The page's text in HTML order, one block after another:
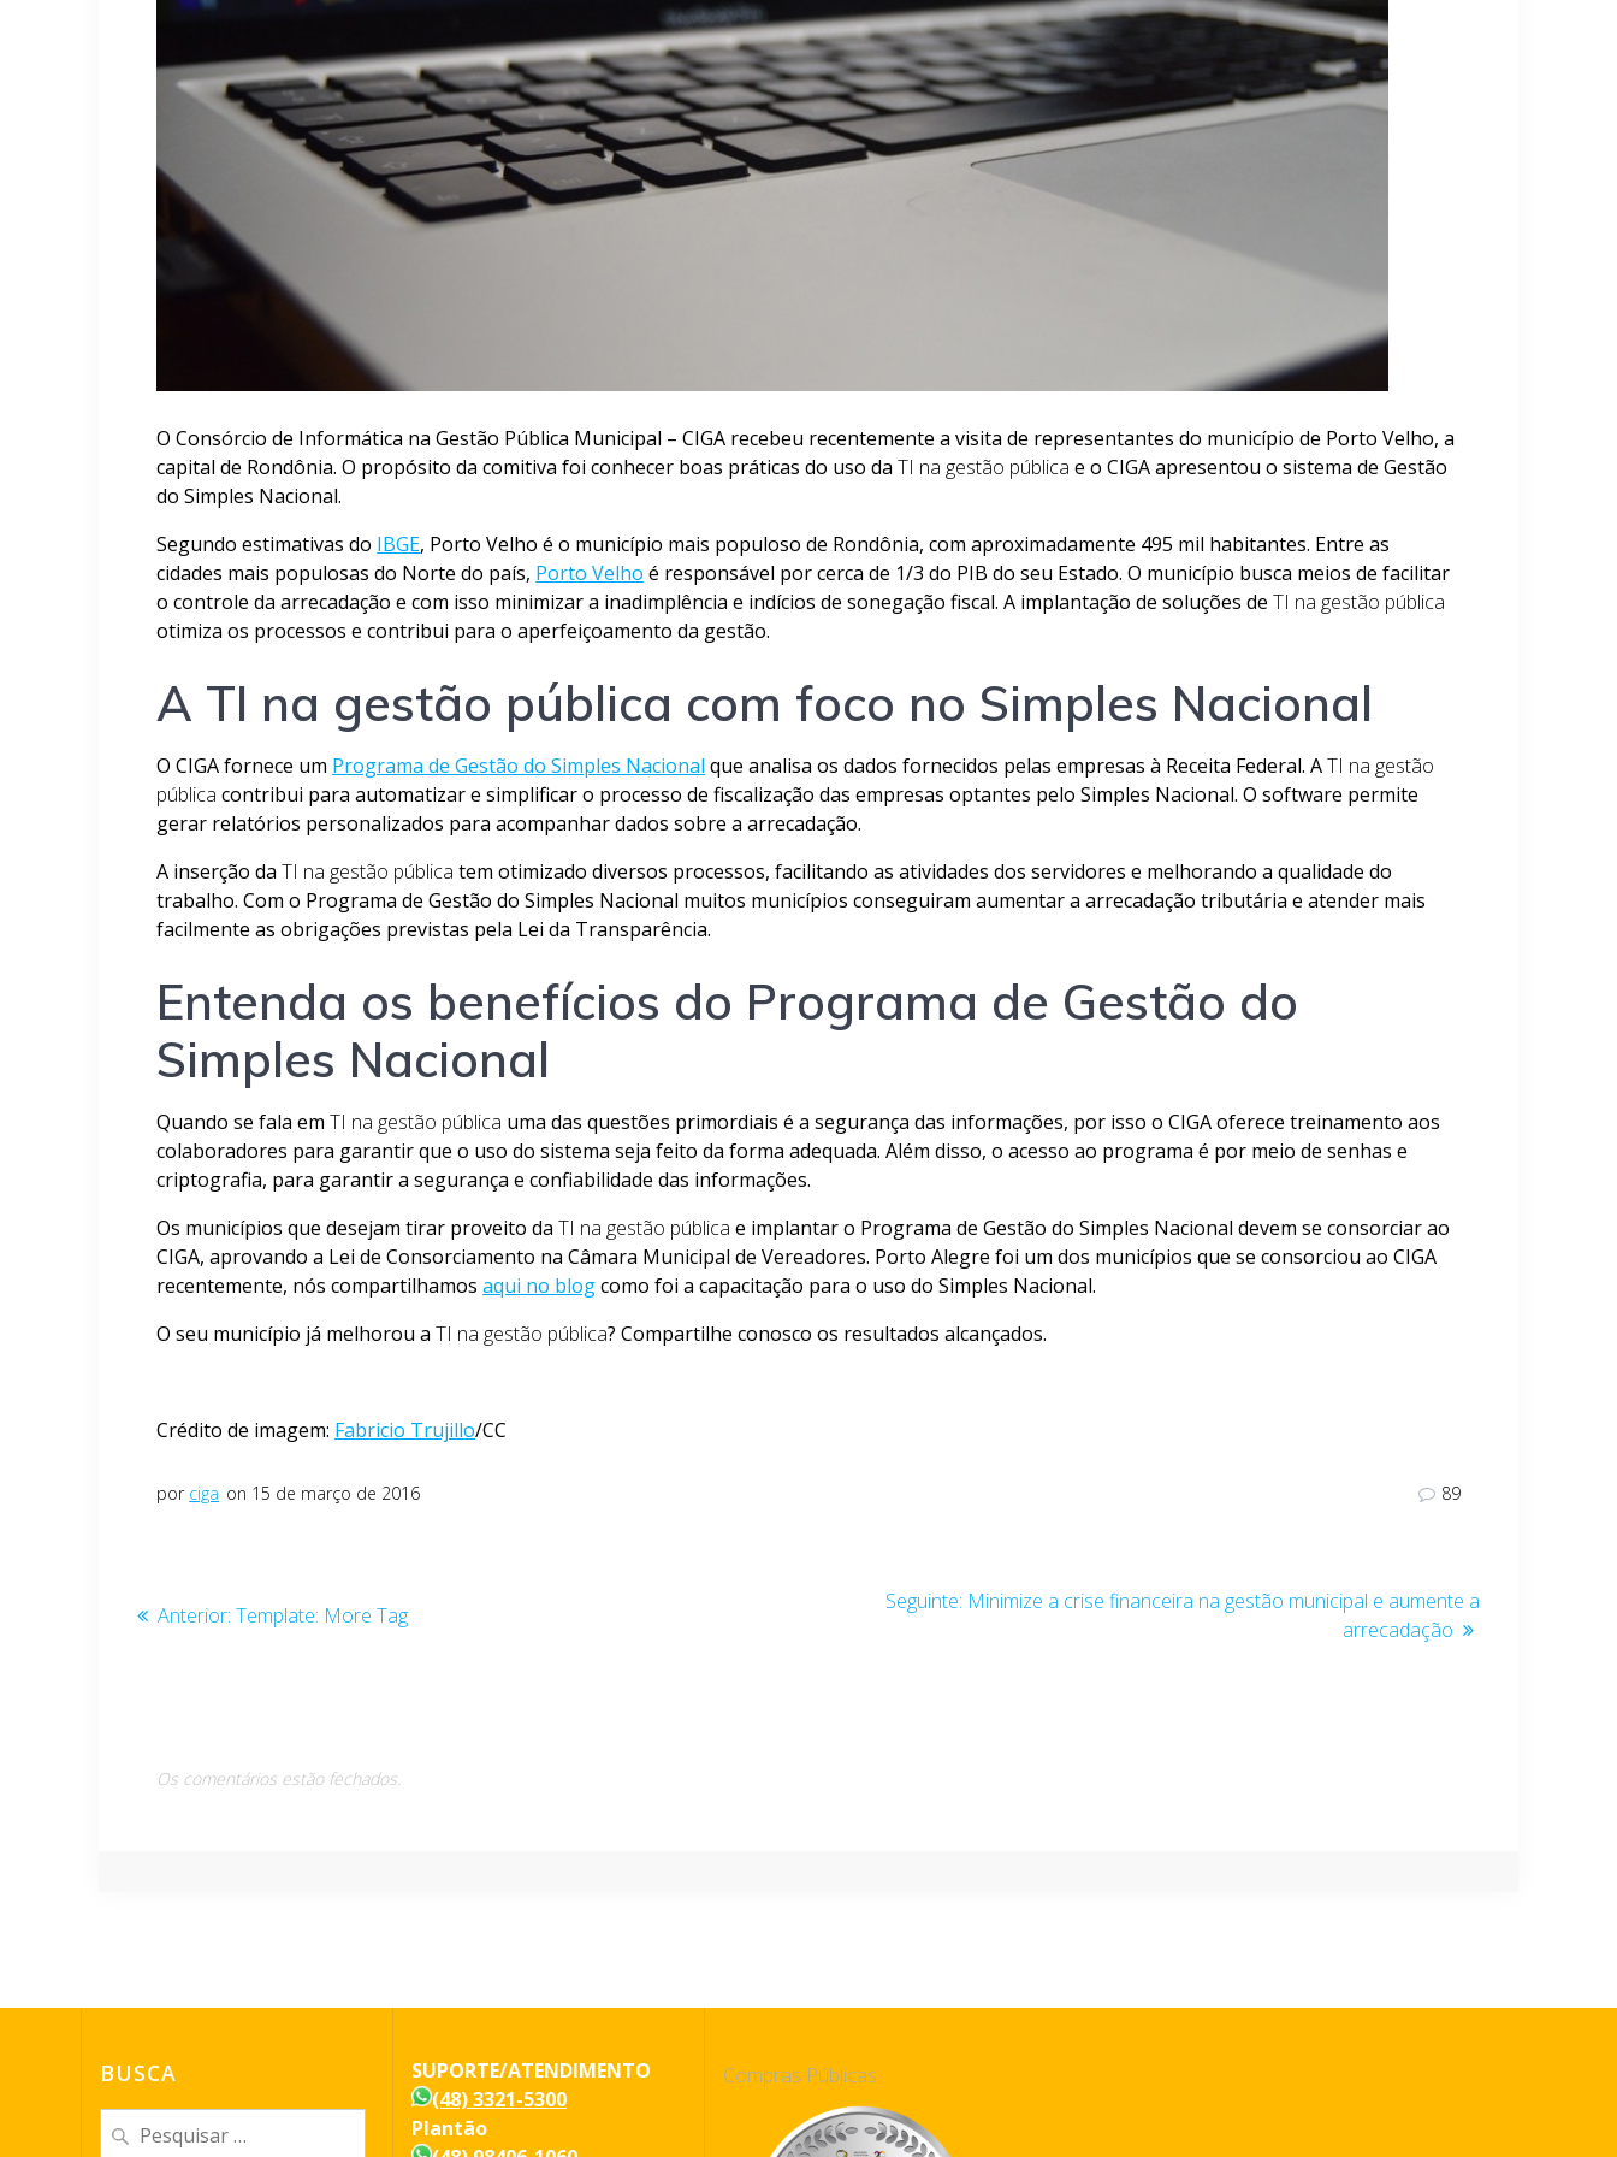
O Consórcio de Informática na Gestão Pública Municipal – CIGA recebeu recentemente a visita de representantes do município de Porto Velho, a
capital de Rondônia. O propósito da comitiva foi conhecer boas práticas do uso daTI na gestão pública e o CIGA apresentou o sistema de Gestão
do Simples Nacional.
Segundo estimativas do IBGE, Porto Velho é o município mais populoso de Rondônia, com aproximadamente 495 mil habitantes. Entre as
cidades mais populosas do Norte do país, Porto Velho é responsável por cerca de 1/3 do PIB do seu Estado. O município busca meios de facilitar
o controle da arrecadação e com isso minimizar a inadimplência e indícios de sonegação fiscal. A implantação de soluções deTI na gestão pública
otimiza os processos e contribui para o aperfeiçoamento da gestão.
A TI na gestão pública com foco no Simples Nacional
O CIGA fornece um Programa de Gestão do Simples Nacional que analisa os dados fornecidos pelas empresas à Receita Federal. ATI na gestão
pública contribui para automatizar e simplificar o processo de fiscalização das empresas optantes pelo Simples Nacional. O software permite
gerar relatórios personalizados para acompanhar dados sobre a arrecadação.
A inserção daTI na gestão pública tem otimizado diversos processos, facilitando as atividades dos servidores e melhorando a qualidade do
trabalho. Com o Programa de Gestão do Simples Nacional muitos municípios conseguiram aumentar a arrecadação tributária e atender mais
facilmente as obrigações previstas pela Lei da Transparência.
Entenda os benefícios do Programa de Gestão do
Simples Nacional
Quando se fala emTI na gestão pública uma das questões primordiais é a segurança das informações, por isso o CIGA oferece treinamento aos
colaboradores para garantir que o uso do sistema seja feito da forma adequada. Além disso, o acesso ao programa é por meio de senhas e
criptografia, para garantir a segurança e confiabilidade das informações.
Os municípios que desejam tirar proveito daTI na gestão pública e implantar o Programa de Gestão do Simples Nacional devem se consorciar ao
CIGA, aprovando a Lei de Consorciamento na Câmara Municipal de Vereadores. Porto Alegre foi um dos municípios que se consorciou ao CIGA
recentemente, nós compartilhamosaqui no blogcomo foi a capacitação para o uso do Simples Nacional.
O seu município já melhorou aTI na gestão pública? Compartilhe conosco os resultados alcançados.
Crédito de imagem: Fabricio Trujillo/CC
por ciga on 15 de março de 2016 89
Anterior: Post
Template: More Tag
Seguinte: Post
Minimize a crise financeira na gestão municipal e aumente a
arrecadação
Os comentários estão fechados.
BUSCA
Pesquisar
por:
SUPORTE/ATENDIMENTO
(48) 3321-5300
Plantão
Compras Públicas